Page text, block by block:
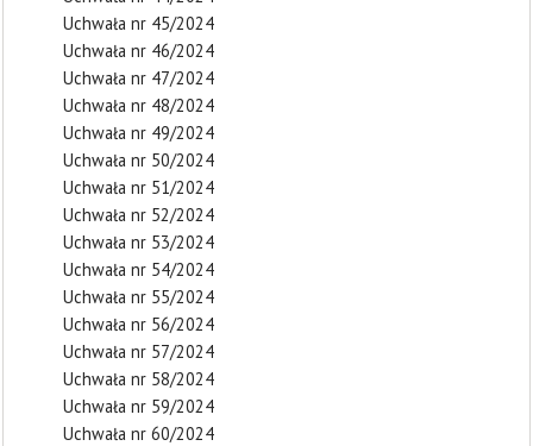
Uchwała nr 45/2024
Uchwała nr 46/2024
Uchwała nr 47/2024
Uchwała nr 48/2024
Uchwała nr 49/2024
Uchwała nr 50/2024
Uchwała nr 51/2024
Uchwała nr 52/2024
Uchwała nr 53/2024
Uchwała nr 54/2024
Uchwała nr 55/2024
Uchwała nr 56/2024
Uchwała nr 57/2024
Uchwała nr 58/2024
Uchwała nr 59/2024
Uchwała nr 60/2024